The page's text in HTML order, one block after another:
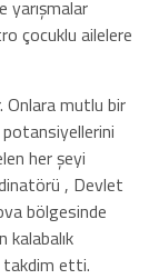
yarışmalar
çocuklu ailelere
Onlara mutlu bir
her şeyi
, Devlet
bölgesinde
kalabalık
takdim etti.